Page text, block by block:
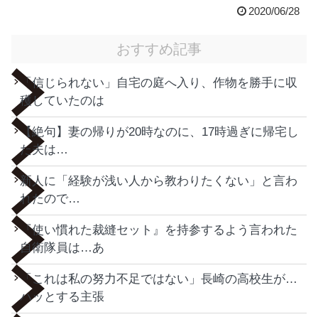
2020/06/28
おすすめ記事
「信じられない」自宅の庭へ入り、作物を勝手に収
穫していたのは
【絶句】妻の帰りが20時なのに、17時過ぎに帰宅し
た夫は…
新人に「経験が浅い人から教わりたくない」と言わ
れたので…
『使い慣れた裁縫セット』を持参するよう言われた
自衛隊員は…あ
「これは私の努力不足ではない」長崎の高校生が…
ハッとする主張